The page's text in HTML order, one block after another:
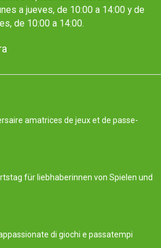
a jueves, de 10:00 a 14:00 y de
de 10:00 a 14:00.
amatrices de jeux et de passe-
für liebhaberinnen von Spielen und
di giochi e passatempi